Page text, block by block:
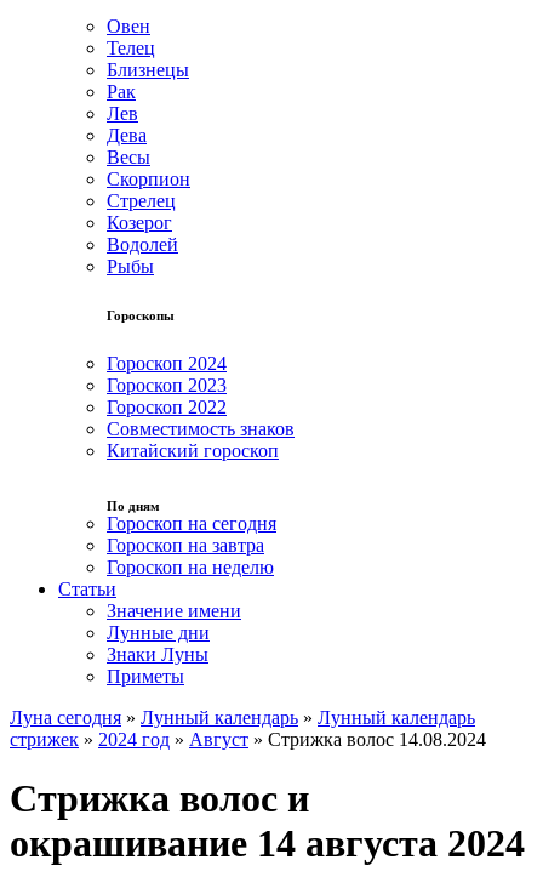
Овен
Телец
Близнецы
Рак
Лев
Дева
Весы
Скорпион
Стрелец
Козерог
Водолей
Рыбы
Гороскопы
Гороскоп 2024
Гороскоп 2023
Гороскоп 2022
Совместимость знаков
Китайский гороскоп
По дням
Гороскоп на сегодня
Гороскоп на завтра
Гороскоп на неделю
Статьи
Значение имени
Лунные дни
Знаки Луны
Приметы
Луна сегодня » Лунный календарь » Лунный календарь
стрижек » 2024 год » Август » Стрижка волос 14.08.2024
Стрижка волос и
окрашивание 14 августа 2024